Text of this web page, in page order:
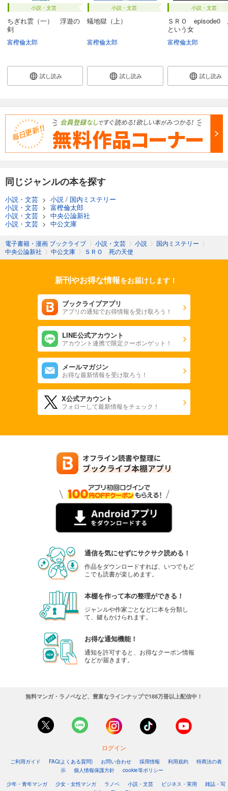
小説・文芸
ちぎれ雲（一） 浮遊の
剣
富樫倫太郎
試し読み
小説・文芸
蟻地獄（上）
富樫倫太郎
試し読み
小説・文芸
ＳＲＯ episode0
という女
富樫倫太郎
試し読み
同じジャンルの本を探す
小説・文芸 > 小説 / 国内ミステリー
小説・文芸 > 富樫倫太郎
小説・文芸 > 中央公論新社
小説・文芸 > 中公文庫
電子書籍・漫画 ブックライブ 〉 小説・文芸 〉 小説 〉 国内ミステリー 〉
中央公論新社 〉 中公文庫 〉 ＳＲＯ 死の天使
新刊やお得な情報をお届けします！
ブックライブアプリ
アプリの通知でお得情報を受け取ろう！
LINE公式アカウント
アカウント連携で限定クーポンゲット！
メールマガジン
お得な最新情報を受け取ろう！
X公式アカウント
フォローして最新情報をチェック！
通信を気にせずにサクサク読める！
作品をダウンロードすれば、いつでもど
こでも読書が楽しめます。
本棚を作って本の整理ができる！
ジャンルや作家ごとなどに本を分類し
て、鍵もかけられます。
お得な通知機能！
通知を許可すると、お得なクーポン情報
などが届きます。
無料マンガ・ラノベなど、豊富なラインナップで188万冊以上配信中！
ログイン
ご利用ガイド FAQ(よくある質問) お問い合わせ 採用情報 利用規約
特商法の表
示
個人情報保護方針
cookie等ポリシー
少年・青年マンガ
少女・女性マンガ ラノベ 小説・文芸 ビジネス・実用
雑誌・写